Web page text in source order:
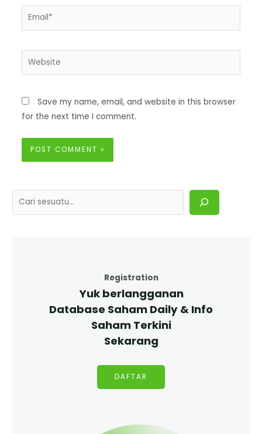
Save my name, email, and website in this browser
for the next time I comment.
Registration
Yuk berlangganan
Database Saham Daily & Info
Saham Terkini
Sekarang
DAFTAR